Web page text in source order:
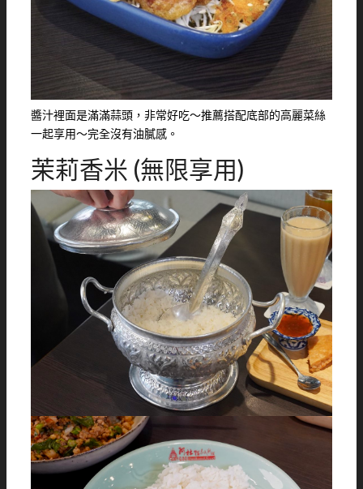
醬汁裡面是滿滿蒜頭，非常好吃～推薦搭配底部的高麗菜絲
一起享用～完全沒有油膩感。
茉莉香米 (無限享用)